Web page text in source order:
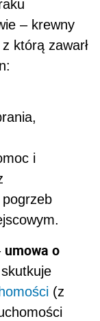
– krewny
którą zawarł
i
umowa o
(z